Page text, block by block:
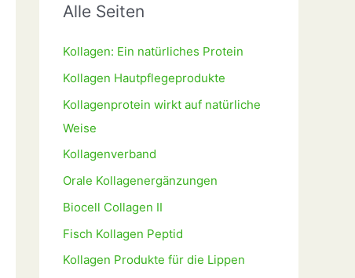
Alle Seiten
Kollagen: Ein natürliches Protein
Kollagen Hautpflegeprodukte
Kollagenprotein wirkt auf natürliche
Weise
Kollagenverband
Orale Kollagenergänzungen
Biocell Collagen II
Fisch Kollagen Peptid
Kollagen Produkte für die Lippen